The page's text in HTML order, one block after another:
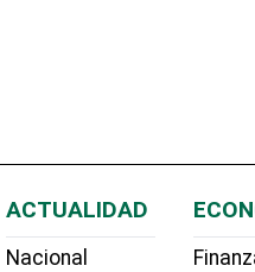
ACTUALIDAD
Nacional